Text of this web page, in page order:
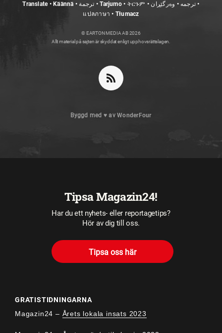
Translate • Käännä • ترجمة • Tarjumo • ትርጉም • ترجمه • وەرگێڕان •
แปลภาษา • Tłumacz
© EARTON MEDIA AB 2026
Allt material på sajten är skyddat enligt upphovsrättslagen.
Byggd med ♥ avWonderFour
Tipsa Magazin24!
Har du ett nyhets- eller reportagetips?
Hör av dig till oss.
Tipsa oss här
GRATISTIDNINGARNA
Magazin24 – Årets lokala insats 2023